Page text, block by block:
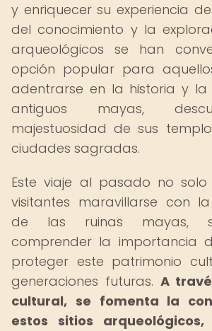
y enriquecer su experiencia
del conocimiento y la
arqueológicos se han
opción popular para
adentrarse en la historia y
antiguos mayas,
majestuosidad de sus
ciudades sagradas.
Este viaje al pasado no
visitantes maravillarse con
de las ruinas mayas,
comprender la importancia
proteger este patrimonio
generaciones futuras. A
cultural, se fomenta la
estos sitios